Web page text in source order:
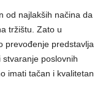
od najlakših načina da
tržištu. Zato u
prevođenje predstavlja
poslovnih
imati tačan i kvalitetan